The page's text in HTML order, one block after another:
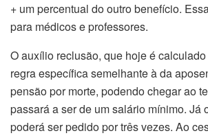
+ um percentual do outro benefício.
para médicos e professores.
O auxílio reclusão, que hoje é
regra específica semelhante à da
pensão por morte, podendo chegar ao
passará a ser de um salário mínimo. Já
poderá ser pedido por três vezes. Ao